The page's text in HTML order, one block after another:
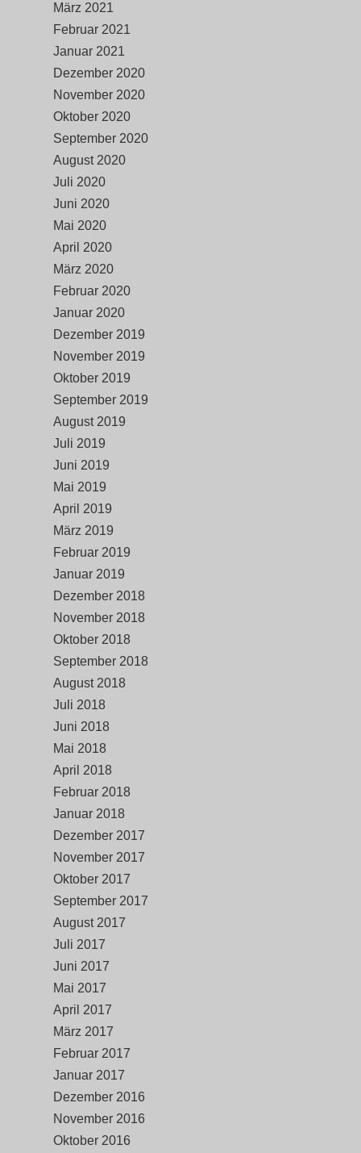
März 2021
Februar 2021
Januar 2021
Dezember 2020
November 2020
Oktober 2020
September 2020
August 2020
Juli 2020
Juni 2020
Mai 2020
April 2020
März 2020
Februar 2020
Januar 2020
Dezember 2019
November 2019
Oktober 2019
September 2019
August 2019
Juli 2019
Juni 2019
Mai 2019
April 2019
März 2019
Februar 2019
Januar 2019
Dezember 2018
November 2018
Oktober 2018
September 2018
August 2018
Juli 2018
Juni 2018
Mai 2018
April 2018
Februar 2018
Januar 2018
Dezember 2017
November 2017
Oktober 2017
September 2017
August 2017
Juli 2017
Juni 2017
Mai 2017
April 2017
März 2017
Februar 2017
Januar 2017
Dezember 2016
November 2016
Oktober 2016